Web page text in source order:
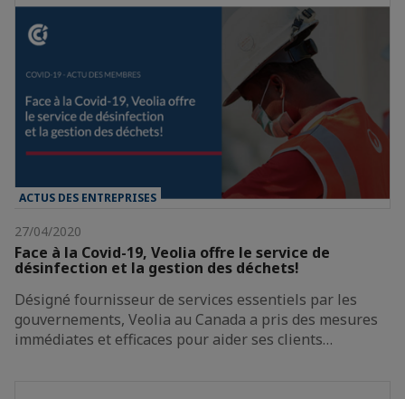
ACTUS DES ENTREPRISES
27/04/2020
Face à la Covid-19, Veolia offre le service de
désinfection et la gestion des déchets!
Désigné fournisseur de services essentiels par les
gouvernements, Veolia au Canada a pris des mesures
immédiates et efficaces pour aider ses clients…